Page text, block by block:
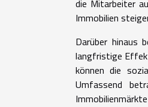
die Mitarbeiter
Immobilien
Darüber hinaus
langfristige
können die
Umfassend